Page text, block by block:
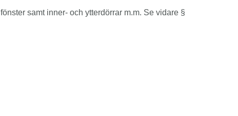
samt inner- och ytterdörrar m.m. Se vidare §